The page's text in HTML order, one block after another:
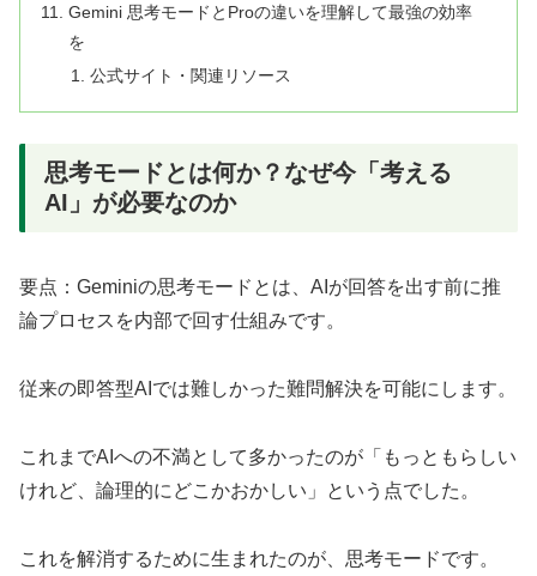
Gemini 思考モードとProの違いを理解して最強の効率
を
公式サイト・関連リソース
思考モードとは何か？なぜ今「考える
AI」が必要なのか
要点：Geminiの思考モードとは、AIが回答を出す前に推
論プロセスを内部で回す仕組みです。
従来の即答型AIでは難しかった難問解決を可能にします。
これまでAIへの不満として多かったのが「もっともらしい
けれど、論理的にどこかおかしい」という点でした。
これを解消するために生まれたのが、思考モードです。